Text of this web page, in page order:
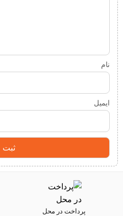
نام
ایمیل
پرداخت در محل